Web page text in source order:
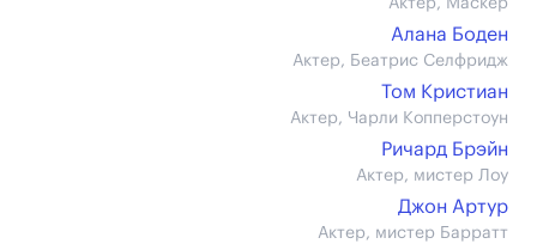
Актер, Маскер
Алана Боден
Актер, Беатрис Селфридж
Том Кристиан
Актер, Чарли Копперстоун
Ричард Брэйн
Актер, мистер Лоу
Джон Артур
Актер, мистер Барратт